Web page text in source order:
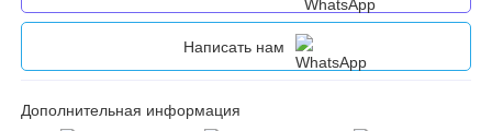
Написать нам
Дополнительная информация